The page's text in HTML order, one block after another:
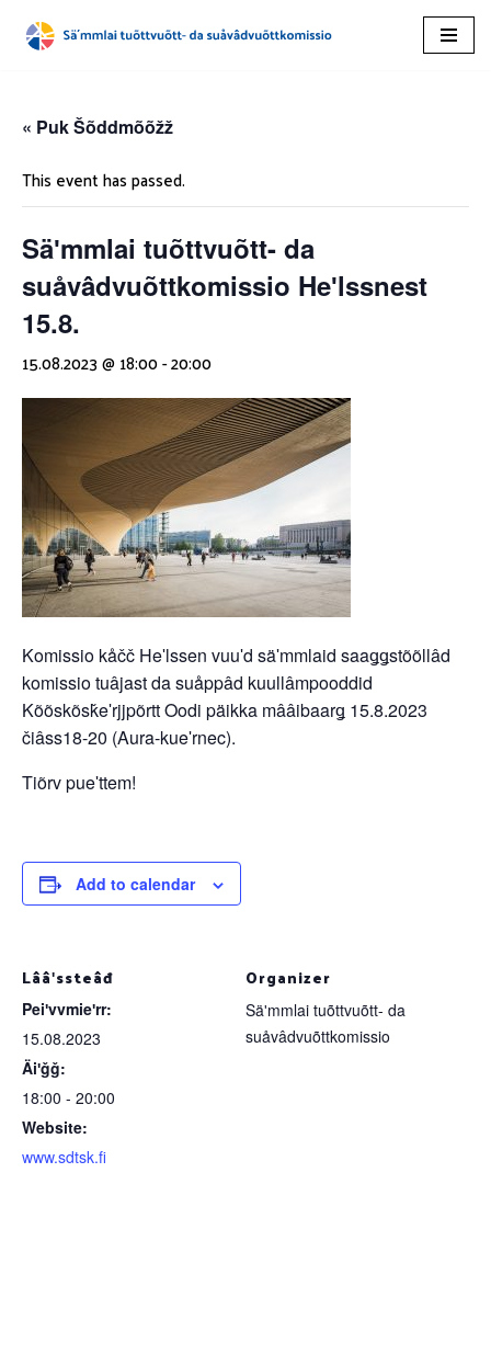
Skip
« Puk Šõddmõõžž
This event has passed.
Säʹmmlai tuõttvuõtt- da
suåvâdvuõttkomissio Heʹlssnest
15.8.
15.08.2023 @ 18:00-20:00
Komissio kåčč Heʹlssen vuuʹd säʹmmlaid saaǥǥstõõllâd
komissio tuâjast da suåppâd kuullâmpooddid
Kõõskõsǩeʹrjjpõrtt Oodi päikka mââibaarǥ 15.8.2023
čiâss18-20 (Aura-kueʹrnec).
Tiõrv pueʹttem!
Add to calendar
Lââʹssteâđ
Peiʹvvmieʹrr:
15.08.2023
Äiʹǧǧ:
18:00 - 20:00
Website:
www.sdtsk.fi
Organizer
Säʹmmlai tuõttvuõtt- da
suåvâdvuõttkomissio